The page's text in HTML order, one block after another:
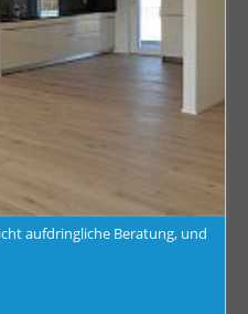
aufdringliche Beratung, und